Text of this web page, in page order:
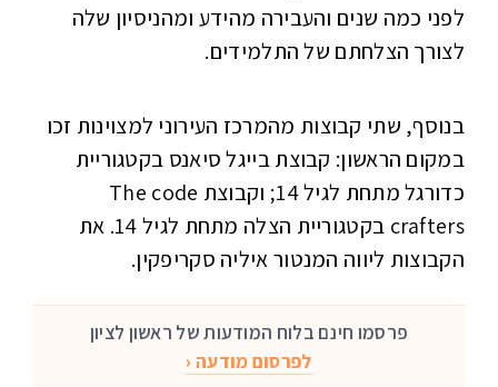
לפני כמה שנים והעבירה מהידע ומהניסיון שלה
לצורך הצלחתם של התלמידים.
בנוסף, שתי קבוצות מהמרכז העירוני למצוינות זכו
במקום הראשון: קבוצת בייגל סיאנס בקטגוריית
כדורגל מתחת לגיל 14; וקבוצת The code
crafters בקטגוריית הצלה מתחת לגיל 14. את
הקבוצות ליווה המנטור איליה סקריפקין.
פרסמו חינם בלוח המודעות של ראשון לציון
לפרסום מודעה ‹